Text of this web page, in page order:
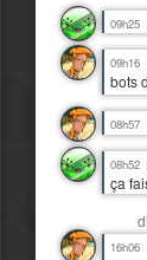
09h25
09h16
bots
08h57
08h52
ça
16h06